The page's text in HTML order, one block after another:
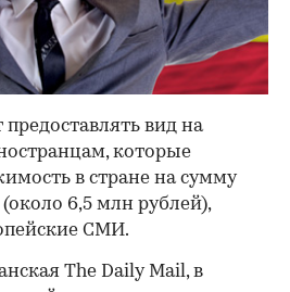
вид на
которые
в стране на сумму
6,5 млн рублей),
СМИ.
The Daily Mail, в